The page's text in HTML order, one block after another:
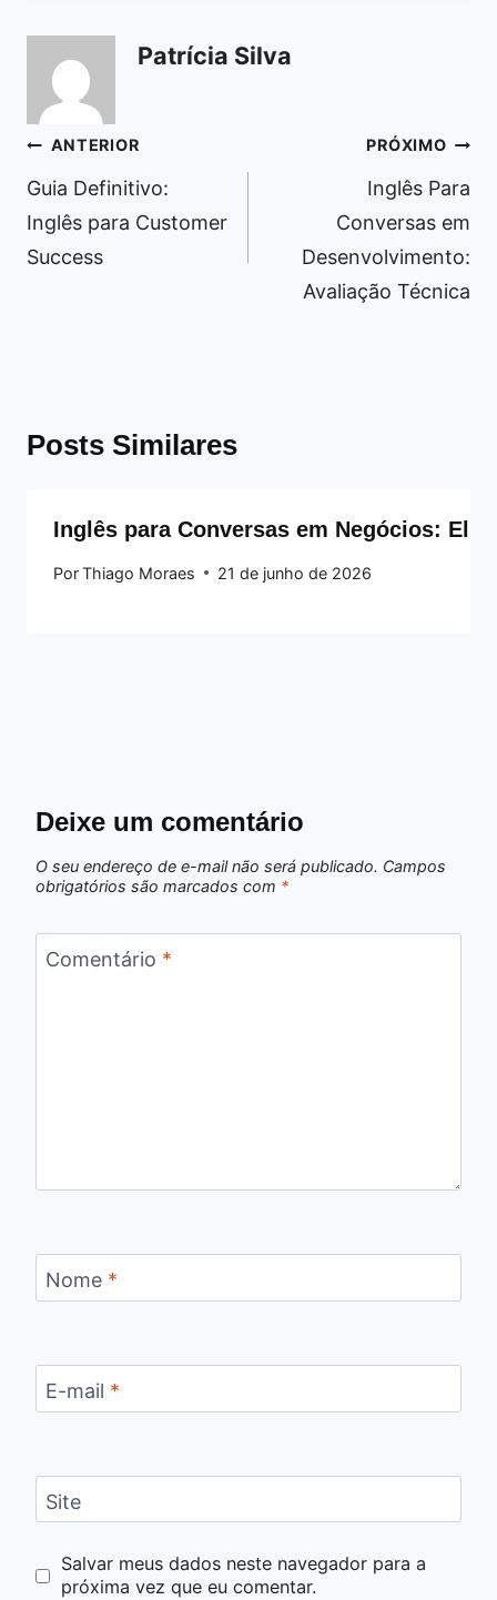
Patrícia Silva
Navegação
de
Post
ANTERIOR
Guia Definitivo:
Inglês para Customer
Success
PRÓXIMO
Inglês Para
Conversas em
Desenvolvimento:
Avaliação Técnica
Posts Similares
Inglês para Conversas em Negócios:
PorThiago Moraes 21 de junho de 2026
Deixe um comentário
O seu endereço de e-mail não será publicado. Campos
obrigatórios são marcados com *
Comentário *
Nome *
E-mail *
Site
Salvar meus dados neste navegador para a
próxima vez que eu comentar.